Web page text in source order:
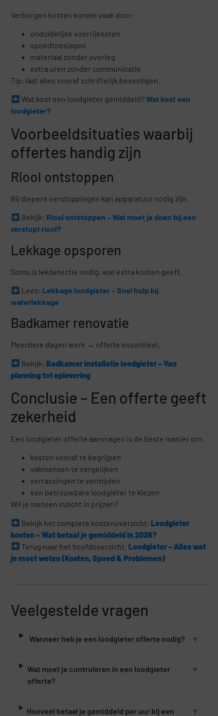
Verborgen kosten komen vaak door:
onduidelijke voorrijkosten
spoedtoeslagen
materiaal zonder overleg
extra uren zonder communicatie
Tip: laat alles vooraf schriftelijk bevestigen.
Wat kost een loodgieter gemiddeld?Wat kost een
loodgieter?
Voorbeeldsituaties waarbij
offertes handig zijn
Riool ontstoppen
Bij diepere verstoppingen kan apparatuur nodig zijn.
Bekijk: Riool ontstoppen – Wat moet je doen bij een
verstopt riool?
Lekkage opsporen
Soms is lekdetectie nodig, wat extra kosten geeft.
Lees: Lekkage loodgieter – Snel hulp bij
waterlekkage
Badkamer renovatie
Meerdere dagen werk → offerte essentieel.
Bekijk: Badkamer installatie loodgieter – Van
planning tot oplevering
Conclusie – Een offerte geeft
zekerheid
Een loodgieter offerte aanvragen is de beste manier om:
kosten vooraf te begrijpen
vakmensen te vergelijken
verrassingen te vermijden
een betrouwbare loodgieter te kiezen
Wil je meteen inzicht in prijzen?
Bekijk het complete kostenoverzicht: Loodgieter
kosten – Wat betaal je gemiddeld in 2026?
Terug naar het hoofdoverzicht: Loodgieter – Alles wat
je moet weten (Kosten, Spoed & Problemen)
Veelgestelde vragen
Wanneer heb je een loodgieter offerte nodig? ▼
Wat moet je controleren in een loodgieter
offerte?
▼
Hoeveel betaal je gemiddeld per uur bij een
▼